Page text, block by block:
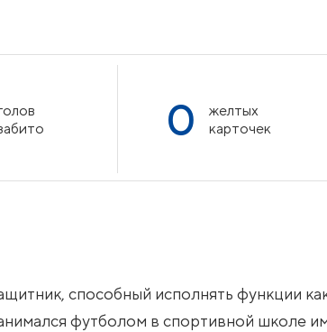
0
желтых
карточек
способный исполнять функции
футболом в спортивной школе